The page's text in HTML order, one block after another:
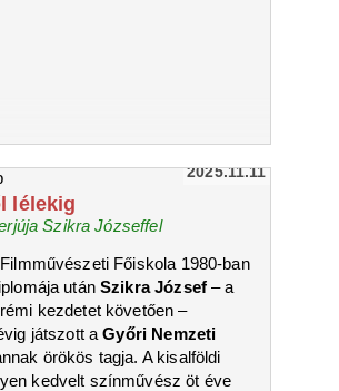
2025.11.11
lélekig
Szikra Józseffel
Főiskola 1980-ban
utánSzikra József– a
kezdetet követően –
játszott aGyőri Nemzeti
örökös tagja. A kisalföldi
kedvelt színművész öt éve